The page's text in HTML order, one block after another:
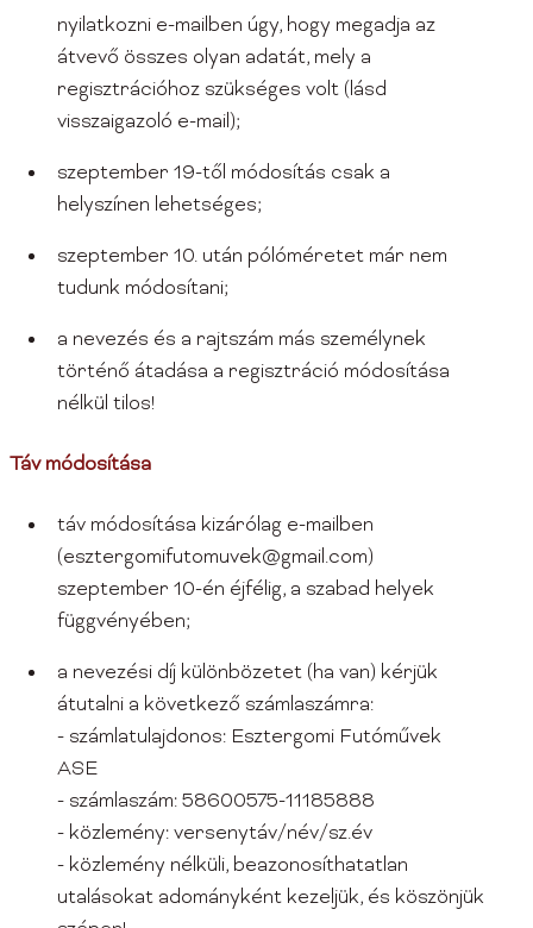
nyilatkozni e-mailben úgy, hogy megadja az
átvevő összes olyan adatát, mely a
regisztrációhoz szükséges volt (lásd
visszaigazoló e-mail);
szeptember 19-től módosítás csak a
helyszínen lehetséges;
szeptember 10. után pólóméretet már nem
tudunk módosítani;
a nevezés és a rajtszám más személynek
történő átadása a regisztráció módosítása
nélkül tilos!
Táv módosítása
táv módosítása kizárólag e-mailben
(esztergomifutomuvek@gmail.com)
szeptember 10-én éjfélig, a szabad helyek
függvényében;
a nevezési díj különbözetet (ha van) kérjük
átutalni a következő számlaszámra:
- számlatulajdonos: Esztergomi Futóművek
ASE
- számlaszám: 58600575-11185888
- közlemény: versenytáv/név/sz.év
- közlemény nélküli, beazonosíthatatlan
utalásokat adományként kezeljük, és köszönjük